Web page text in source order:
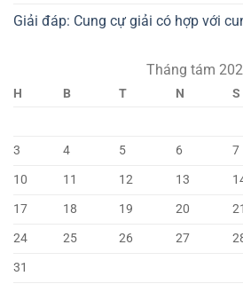
Giải đáp: Cung cự giải có hợp với
Tháng tám
H B T N S
3
4 5 6 7
10
11 12 13
17
18 19 20 21
24
25 26 27
31